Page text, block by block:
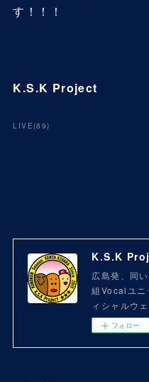
す！！！
K.S.K Project
LIVE(89)
K.S.K
広島発、同
組Vocalユ
ィシャルウ
フォロー